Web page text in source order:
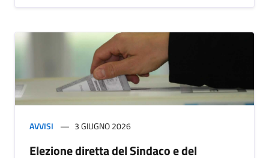
AVVISI 3 GIUGNO 2026
Elezione diretta del Sindaco e del